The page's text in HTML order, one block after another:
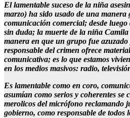
El lamentable suceso de la niña
marzo) ha sido usado de una manera
comunicación comercial; desde
sin duda; la muerte de la niña Camila
manera en que un grupo fue
responsable del crimen ofrece
comunicativa; es lo que estamos
en los medios masivos: radio,
Es lamentable como en coro,
asumían como serios y coherentes se
merolicos del micrófono reclamando
gobierno, como responsable de todos